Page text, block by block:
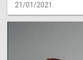
21/01/2021